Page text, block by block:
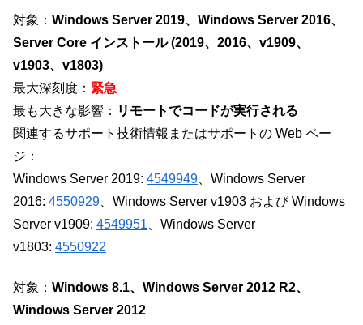
対象： Windows Server 2019、Windows Server 2016、
Server Core インストール (2019、2016、v1909、
v1903、v1803)
最大深刻度： 緊急
最も大きな影響： リモートでコードが実行される
関連するサポート技術情報またはサポートの Web ペー
ジ：
Windows Server 2019: 4549949 、Windows Server
2016: 4550929 、Windows Server v1903 および Windows
Server v1909: 4549951 、Windows Server
v1803: 4550922
対象： Windows 8.1、Windows Server 2012 R2、
Windows Server 2012